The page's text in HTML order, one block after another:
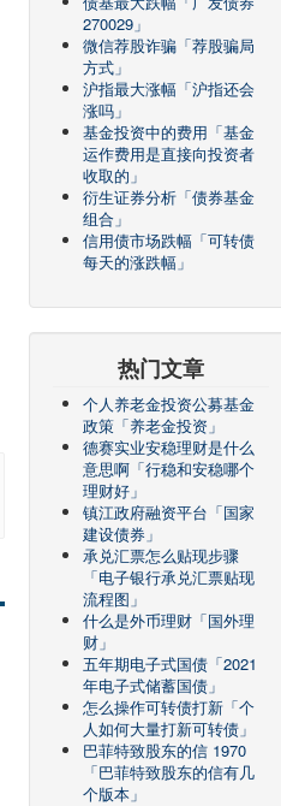
270029」
微信荐股诈骗「荐股骗局
方式」
沪指最大涨幅「沪指还会
涨吗」
基金投资中的费用「基金
运作费用是直接向投资者
收取的」
衍生证券分析「债券基金
组合」
信用债市场跌幅「可转债
每天的涨跌幅」
热门文章
个人养老金投资公募基金
政策「养老金投资」
德赛实业安稳理财是什么
意思啊「行稳和安稳哪个
理财好」
镇江政府融资平台「国家
建设债券」
承兑汇票怎么贴现步骤
「电子银行承兑汇票贴现
流程图」
什么是外币理财「国外理
财」
五年期电子式国债「2021
年电子式储蓄国债」
怎么操作可转债打新「个
人如何大量打新可转债」
巴菲特致股东的信 1970
「巴菲特致股东的信有几
个版本」